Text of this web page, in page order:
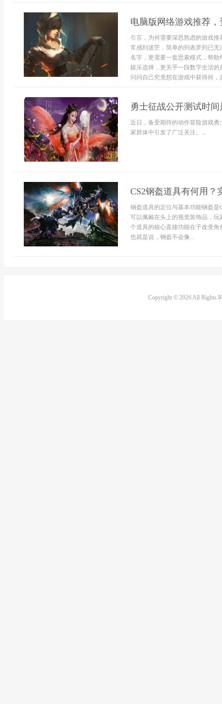
电脑版网络游戏推荐
引言，为何需要深思熟虑的游戏
常感到迷茫，简单的列表罗列已
名字，更需要一套思索模式，帮
娱乐选择，更关乎一段数字生活
问问自己究竟想在游戏中获得何，
勇士征战公开测试时
近日，备受期待的动作冒险游戏
家群体中引发了广泛关注。...
CS2钢盔道具有何用？
钢盔道具的定位与基本功能钢盔
可以佩戴在头上的视觉装饰品，
个道具的核心直接功能在于改变
也就是说，钢盔不会像...
Copyright © 2026 All Rights